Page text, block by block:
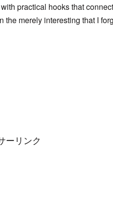
practical hooks that
the merely interesting that I
ーリンク